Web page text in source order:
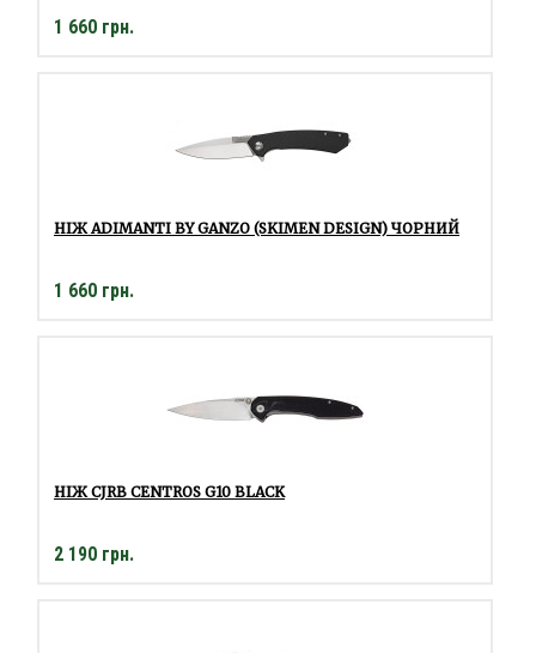
1 660 грн.
НІЖ ADIMANTI BY GANZO (SKIMEN DESIGN) ЧОРНИЙ
1 660 грн.
НІЖ CJRB CENTROS G10 BLACK
2 190 грн.